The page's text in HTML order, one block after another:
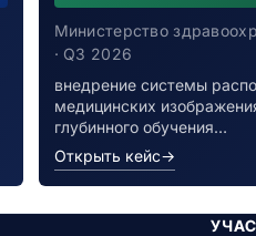
Министерство
· Q3 2026
внедрение системы
медицинских
глубинного обучения…
Открыть кейс→